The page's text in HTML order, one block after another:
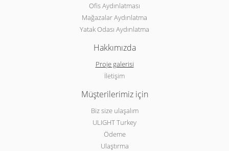
Ofis Aydınlatması
Mağazalar Aydınlatma
Yatak Odası Aydınlatma
Hakkımızda
Proje galerisi
İletişim
Müşterilerimiz için
Biz size ulaşalım
ULIGHT Turkey
Ödeme
Ulaştırma